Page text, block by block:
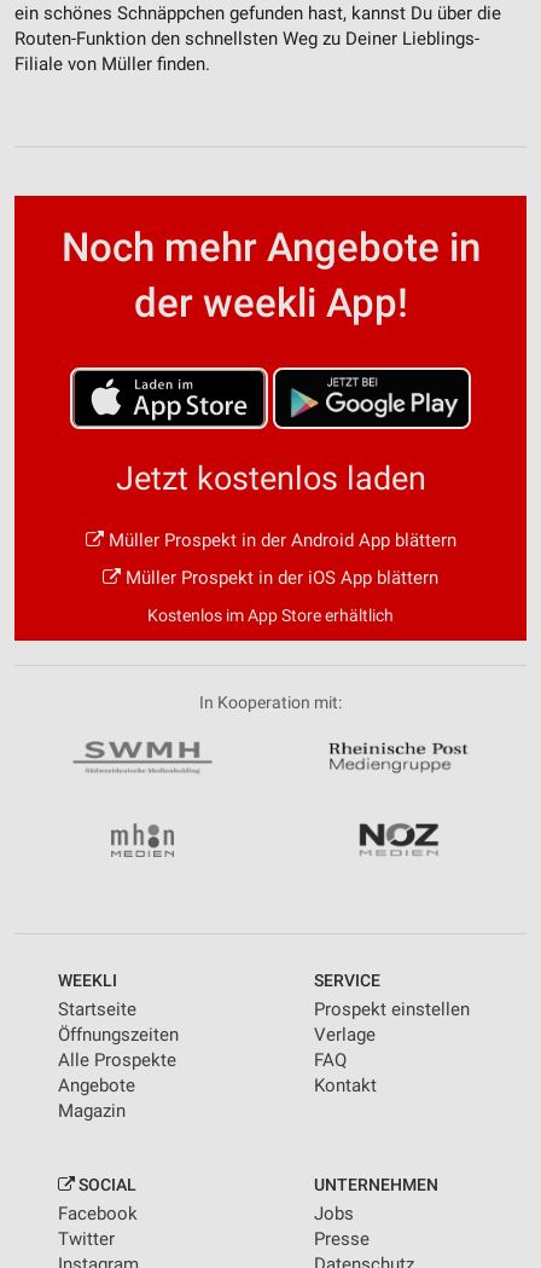
ein schönes Schnäppchen gefunden hast, kannst Du über die
Routen-Funktion den schnellsten Weg zu Deiner Lieblings-
Filiale von Müller finden.
Noch mehr Angebote in
der weekli App!
Jetzt kostenlos laden
Müller Prospekt in der Android App blättern
Müller Prospekt in der iOS App blättern
Kostenlos im App Store erhältlich
In Kooperation mit:
WEEKLI
Startseite
Öffnungszeiten
Alle Prospekte
Angebote
Magazin
SERVICE
Prospekt einstellen
Verlage
FAQ
Kontakt
SOCIAL
Facebook
Twitter
UNTERNEHMEN
Jobs
Presse